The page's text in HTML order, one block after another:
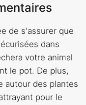
de s'assurer que
dans
votre animal
le pot. De plus,
autour des plantes
pour le